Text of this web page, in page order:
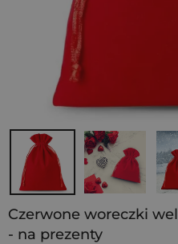
Czerwone woreczki
- na prezenty